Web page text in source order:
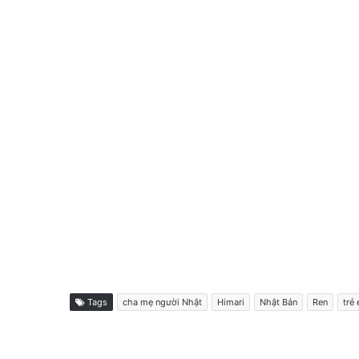
Tags cha mẹ người Nhật Himari Nhật Bản Ren trẻ